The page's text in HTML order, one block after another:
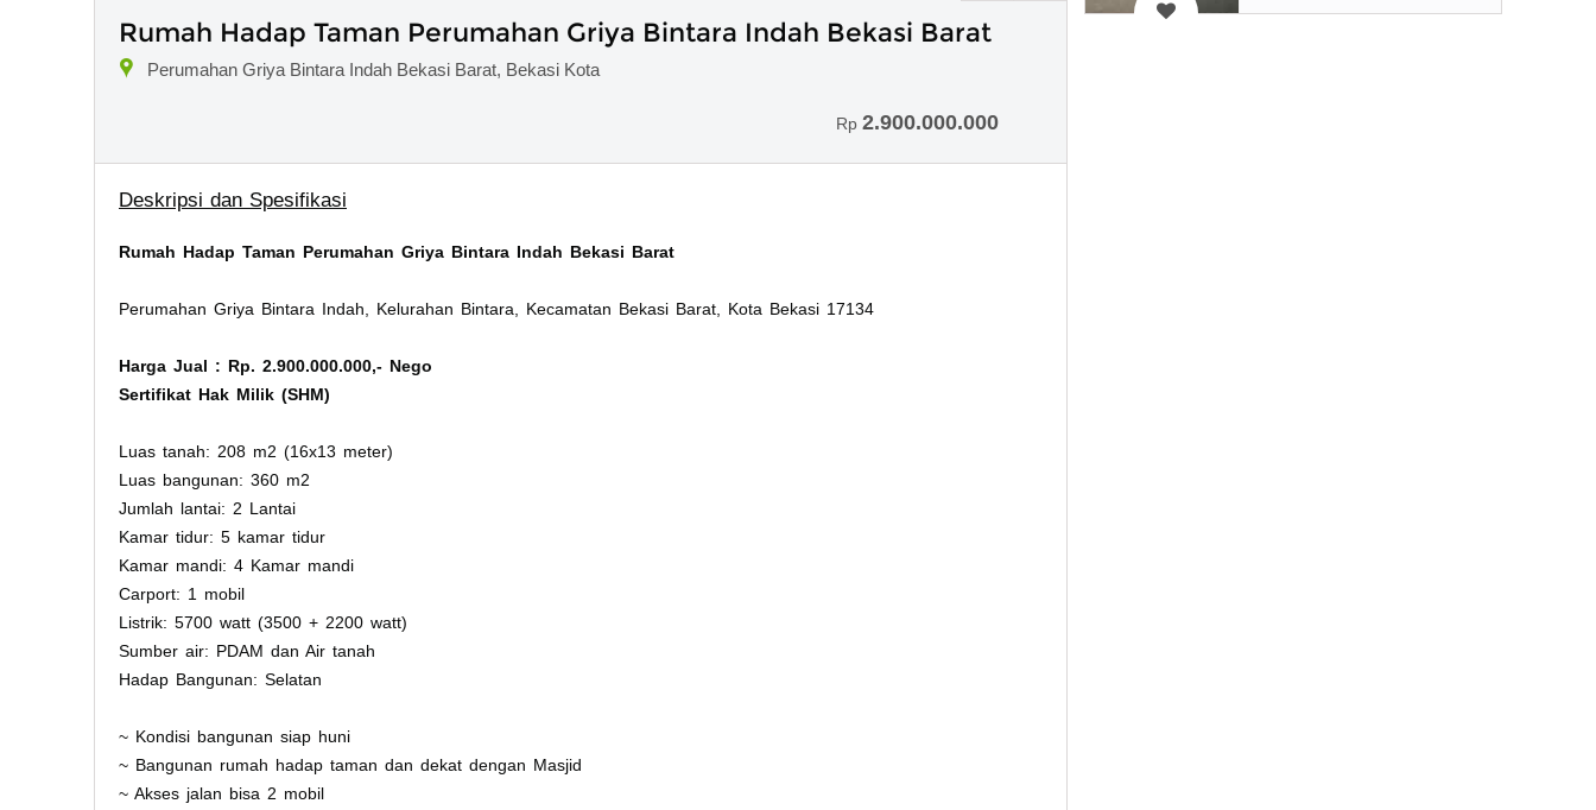
Rumah Hadap Taman Perumahan Griya Bintara Indah Bekasi Barat
Perumahan Griya Bintara Indah Bekasi Barat, Bekasi Kota
Rp 2.900.000.000
Deskripsi dan Spesifikasi
Rumah Hadap Taman Perumahan Griya Bintara Indah Bekasi Barat
Perumahan Griya Bintara Indah, Kelurahan Bintara, Kecamatan Bekasi Barat, Kota Bekasi 17134
Harga Jual : Rp. 2.900.000.000,- Nego
Sertifikat Hak Milik (SHM)
Luas tanah: 208 m2 (16x13 meter)
Luas bangunan: 360 m2
Jumlah lantai: 2 Lantai
Kamar tidur: 5 kamar tidur
Kamar mandi: 4 Kamar mandi
Carport: 1 mobil
Listrik: 5700 watt (3500 + 2200 watt)
Sumber air: PDAM dan Air tanah
Hadap Bangunan: Selatan
~ Kondisi bangunan siap huni
~ Bangunan rumah hadap taman dan dekat dengan Masjid
~ Akses jalan bisa 2 mobil